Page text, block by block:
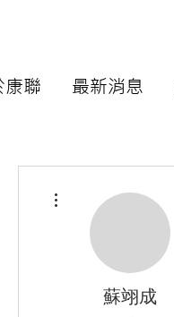
康聯 最新消息
蘇翊成